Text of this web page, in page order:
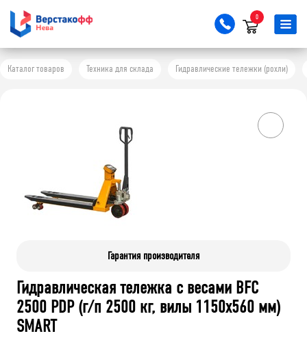
0
Каталог товаров Техника для склада Гидравлические тележки (рохли)
Гарантия производителя
Гидравлическая тележка с весами BFC
2500 PDP (г/п 2500 кг, вилы 1150x560 мм)
SMART